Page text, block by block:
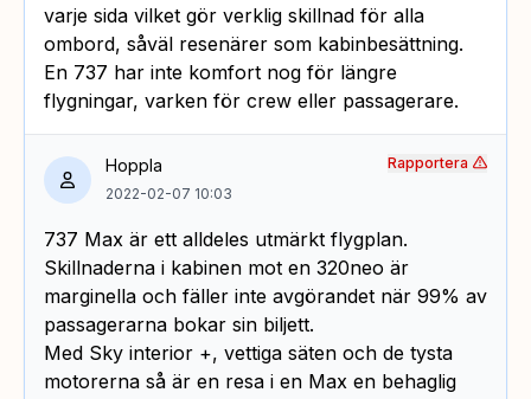
varje sida vilket gör verklig skillnad för alla
ombord, såväl resenärer som kabinbesättning.
En 737 har inte komfort nog för längre
flygningar, varken för crew eller passagerare.
Hoppla
2022-02-07 10:03
737 Max är ett alldeles utmärkt flygplan.
Skillnaderna i kabinen mot en 320neo är
marginella och fäller inte avgörandet när 99% av
passagerarna bokar sin biljett.
Med Sky interior +, vettiga säten och de tysta
motorerna så är en resa i en Max en behaglig
Rapportera